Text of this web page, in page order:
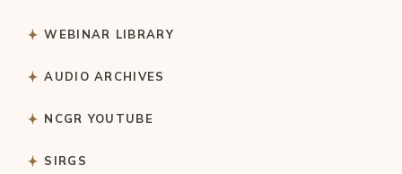
WEBINAR LIBRARY
AUDIO ARCHIVES
NCGR YOUTUBE
SIRGS